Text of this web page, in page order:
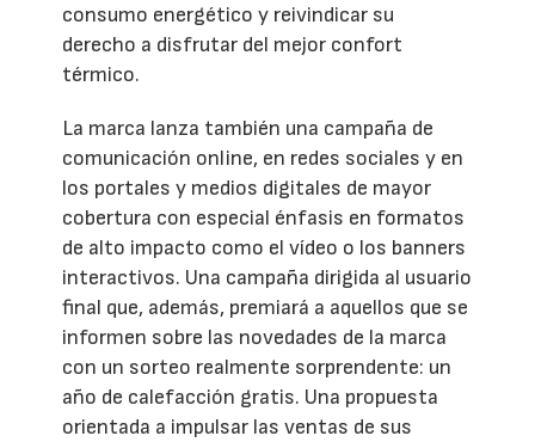
consumo energético y reivindicar su
derecho a disfrutar del mejor confort
térmico.
La marca lanza también una campaña de
comunicación online, en redes sociales y en
los portales y medios digitales de mayor
cobertura con especial énfasis en formatos
de alto impacto como el vídeo o los banners
interactivos. Una campaña dirigida al usuario
final que, además, premiará a aquellos que se
informen sobre las novedades de la marca
con un sorteo realmente sorprendente: un
año de calefacción gratis. Una propuesta
orientada a impulsar las ventas de sus